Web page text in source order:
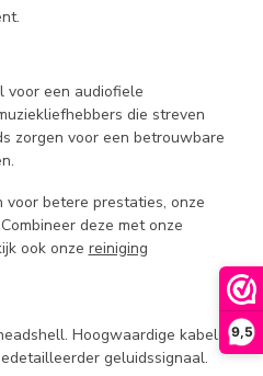
9,5
voor een audiofiele
die streven
zorgen voor een betrouwbare
betere prestaties, onze
deze met onze
ook onze reiniging
Hoogwaardige kabels
geluidssignaal.